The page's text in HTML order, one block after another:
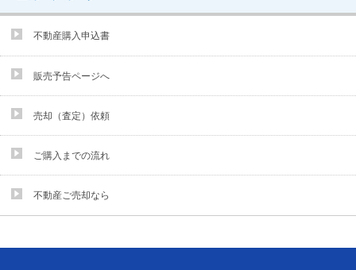
不動産購入申込書
販売予告ページへ
売却（査定）依頼
ご購入までの流れ
不動産ご売却なら